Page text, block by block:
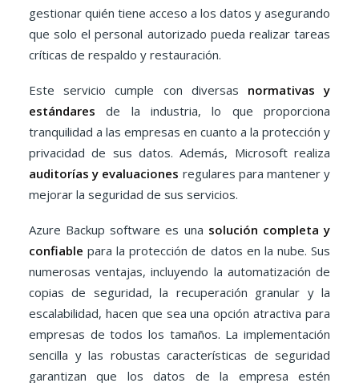
gestionar quién tiene acceso a los datos y asegurando
que solo el personal autorizado pueda realizar tareas
críticas de respaldo y restauración.
Este servicio cumple con diversas normativas y
estándares de la industria, lo que proporciona
tranquilidad a las empresas en cuanto a la protección y
privacidad de sus datos. Además, Microsoft realiza
auditorías y evaluaciones regulares para mantener y
mejorar la seguridad de sus servicios.
Azure Backup software es una solución completa y
confiable para la protección de datos en la nube. Sus
numerosas ventajas, incluyendo la automatización de
copias de seguridad, la recuperación granular y la
escalabilidad, hacen que sea una opción atractiva para
empresas de todos los tamaños. La implementación
sencilla y las robustas características de seguridad
garantizan que los datos de la empresa estén